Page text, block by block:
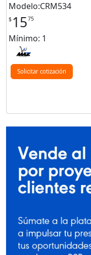
Modelo:CRM534
$ 1575
Mínimo: 1
Solicitar cotización